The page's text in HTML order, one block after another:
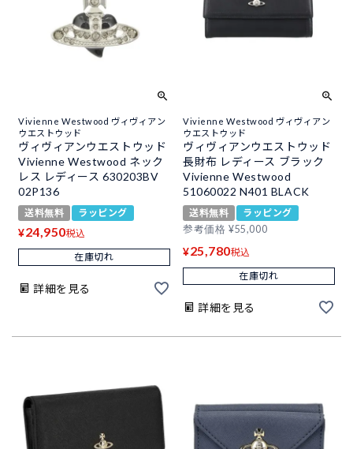
Vivienne Westwood ヴィヴィアン
ウエストウッド
ヴィヴィアンウエストウッド
Vivienne Westwood ネック
レス レディース 630203BV
02P136
送料無料 ラッピング
¥24,950税込
在庫切れ
詳細を見る
Vivienne Westwood ヴィヴィアン
ウエストウッド
ヴィヴィアンウエストウッド
長財布 レディース ブラック
Vivienne Westwood
51060022 N401 BLACK
送料無料
ラッピング
参考価格 ¥55,000
¥25,780税込
在庫切れ
詳細を見る